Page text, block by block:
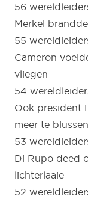
56
Merkel
55
Cameron
vliegen
54
Ook president
meer te blussen
53
Di Rupo deed
lichterlaaie
52